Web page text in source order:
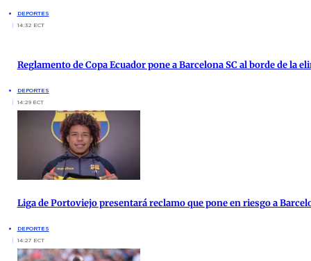
DEPORTES
14:32 ECT
Reglamento de Copa Ecuador pone a Barcelona SC al borde de la
DEPORTES
14:29 ECT
Liga de Portoviejo presentará reclamo que pone en riesgo a
DEPORTES
14:27 ECT